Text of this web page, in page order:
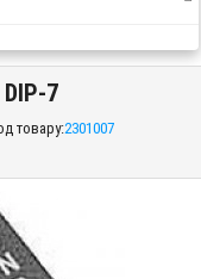
7
товару:2301007